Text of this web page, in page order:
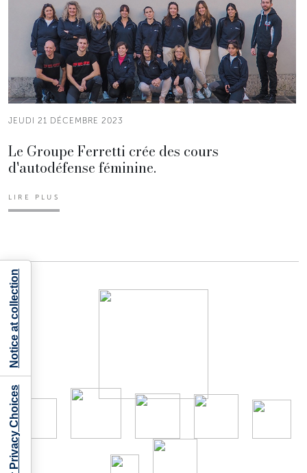
JEUDI 21 DÉCEMBRE 2023
Le Groupe Ferretti crée des cours
d'autodéfense féminine.
LIRE PLUS
Your Privacy Choices
Notice at collection